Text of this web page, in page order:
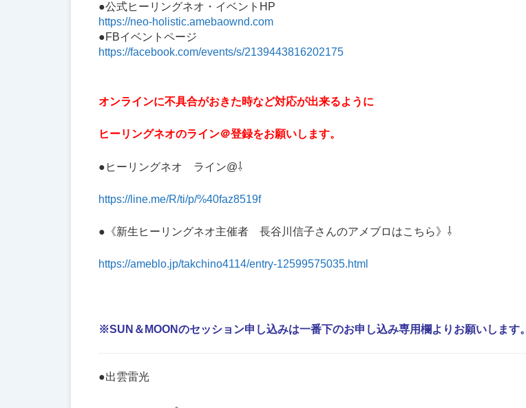
●公式ヒーリングネオ・イベントHP
https://neo-holistic.amebaownd.com
●FBイベントページ
https://facebook.com/events/s/2139443816202175
オンラインに不具合がおきた時など対応が出来るように
ヒーリングネオのライン＠登録をお願いします。
●ヒーリングネオ ライン@⇩
https://line.me/R/ti/p/%40faz8519f
●《新生ヒーリングネオ主催者 長谷川信子さんのアメブロはこちら》⇩
https://ameblo.jp/takchino4114/entry-12599575035.html
※SUN＆MOONのセッション申し込みは一番下のお申し込み専用欄よりお願いします。
●出雲雷光